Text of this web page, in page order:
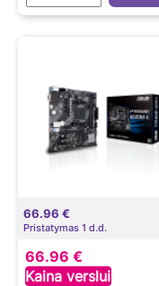
66.96 €
Pristatymas 1 d.d.
66.96 €
Kaina verslui